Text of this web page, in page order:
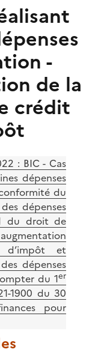
-
de la
crédit
: BIC - Cas
dépenses
du
dépenses
du droit de
et
dépenses
du 1er
1900 du 30
pour